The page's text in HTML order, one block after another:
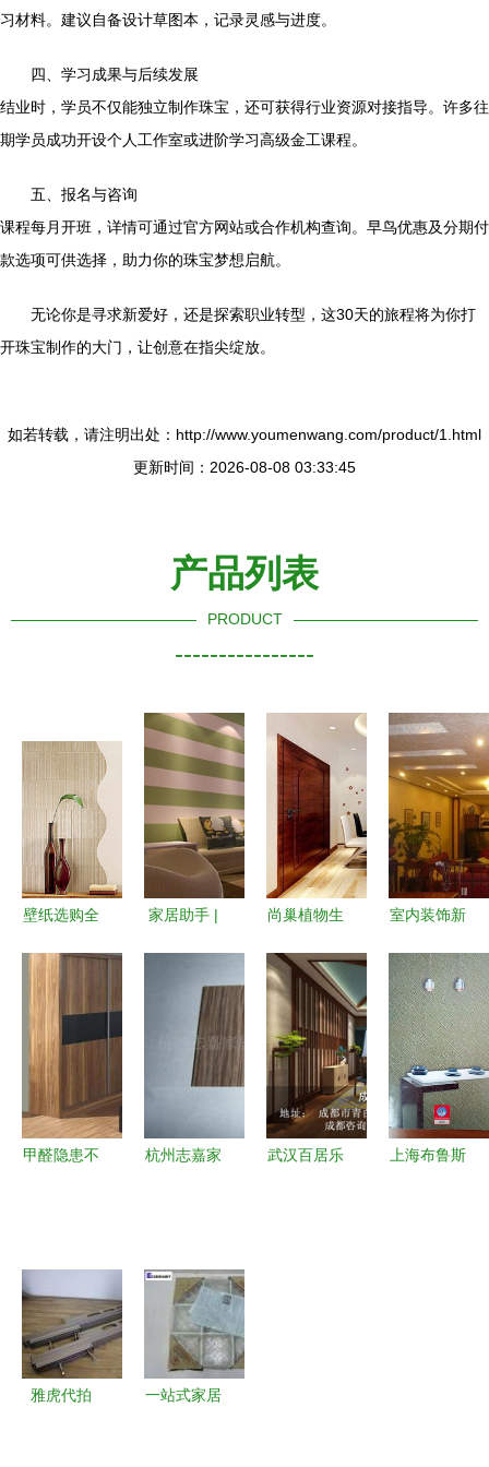
习材料。建议自备设计草图本，记录灵感与进度。
四、学习成果与后续发展
结业时，学员不仅能独立制作珠宝，还可获得行业资源对接指导。许多往
期学员成功开设个人工作室或进阶学习高级金工课程。
五、报名与咨询
课程每月开班，详情可通过官方网站或合作机构查询。早鸟优惠及分期付
款选项可供选择，助力你的珠宝梦想启航。
无论你是寻求新爱好，还是探索职业转型，这30天的旅程将为你打
开珠宝制作的大门，让创意在指尖绽放。
如若转载，请注明出处：http://www.youmenwang.com/product/1.html
更新时间：2026-08-08 03:33:45
产品列表
PRODUCT
----------------
壁纸选购全
理想家居的
关键要点
家居助手 |
硅藻泥涂料
功能、鉴别
与搭配全攻
尚巢植物生
色家装新风
尚，守护健
康人居新选
室内装饰新
特彩墙衣，
湖北湖南火
热招商，共
创财富未来
甲醛隐患不
杭州志嘉家
览，打造高
品质室内空
间
武汉百居乐
上海布鲁斯
雅虎代拍
一站式家居